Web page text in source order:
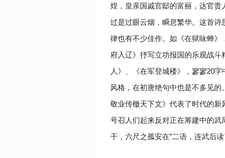
煌，皇亲国戚官邸的富丽，达官
过是过眼云烟，瞬息繁华。这首诗
律也有不少佳作。如《在狱咏蝉
府入辽》抒写立功报国的乐观战
人》、《在军登城楼》，寥寥20
风格，在初唐绝句中也是不多见的。
敬业传檄天下文》代表了时代的新
号召人们起来反对正在筹建中的武
干，六尺之孤安在”二语，连武后读